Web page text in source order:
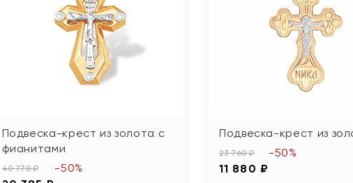
Подвеска-крест из золота с
фианитами
40 770 ₽ -50%
Подвеска-крест из
23 760 ₽
11 880 ₽
-50%